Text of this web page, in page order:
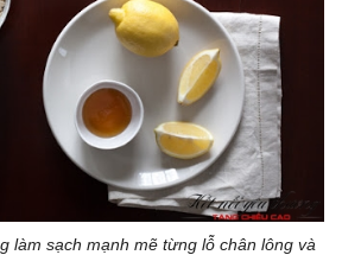
làm sạch mạnh mẽ từng lỗ chân lông và